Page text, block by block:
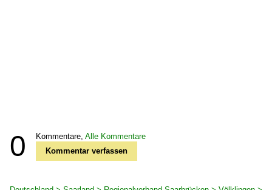
0 Kommentare, Alle Kommentare
Kommentar verfassen